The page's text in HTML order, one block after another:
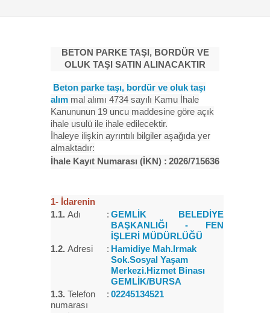
BETON PARKE TAŞI, BORDÜR VE
OLUK TAŞI SATIN ALINACAKTIR
Beton parke taşı, bordür ve oluk taşı
alım mal alımı 4734 sayılı Kamu İhale
Kanununun 19 uncu maddesine göre açık
ihale usulü ile ihale edilecektir.
İhaleye ilişkin ayrıntılı bilgiler aşağıda yer
almaktadır:
İhale Kayıt Numarası (İKN) : 2026/715636
1- İdarenin
1.1. Adı : GEMLİK BELEDİYE
BAŞKANLIĞI - FEN
İŞLERİ MÜDÜRLÜĞÜ
1.2. Adresi : Hamidiye Mah.Irmak
Sok.Sosyal Yaşam
Merkezi.Hizmet Binası
GEMLİK/BURSA
1.3. Telefon
numarası
: 02245134521